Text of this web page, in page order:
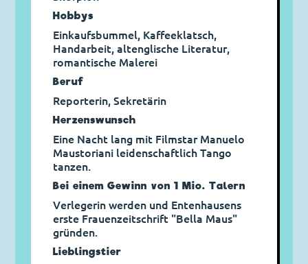
Hobbys
Einkaufsbummel, Kaffeeklatsch,
Handarbeit, altenglische Literatur,
romantische Malerei
Beruf
Reporterin, Sekretärin
Herzens­wunsch
Eine Nacht lang mit Filmstar Manuelo
Maustoriani leidenschaftlich Tango
tanzen.
Bei einem Gewinn von 1 Mio. Talern
Verlegerin werden und Entenhausens
erste Frauenzeitschrift "Bella Maus"
gründen.
Lieblingstier